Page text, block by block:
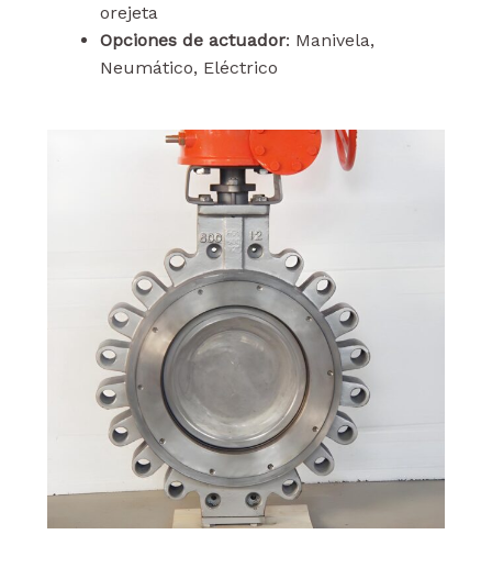
orejeta
Opciones de actuador: Manivela,
Neumático, Eléctrico